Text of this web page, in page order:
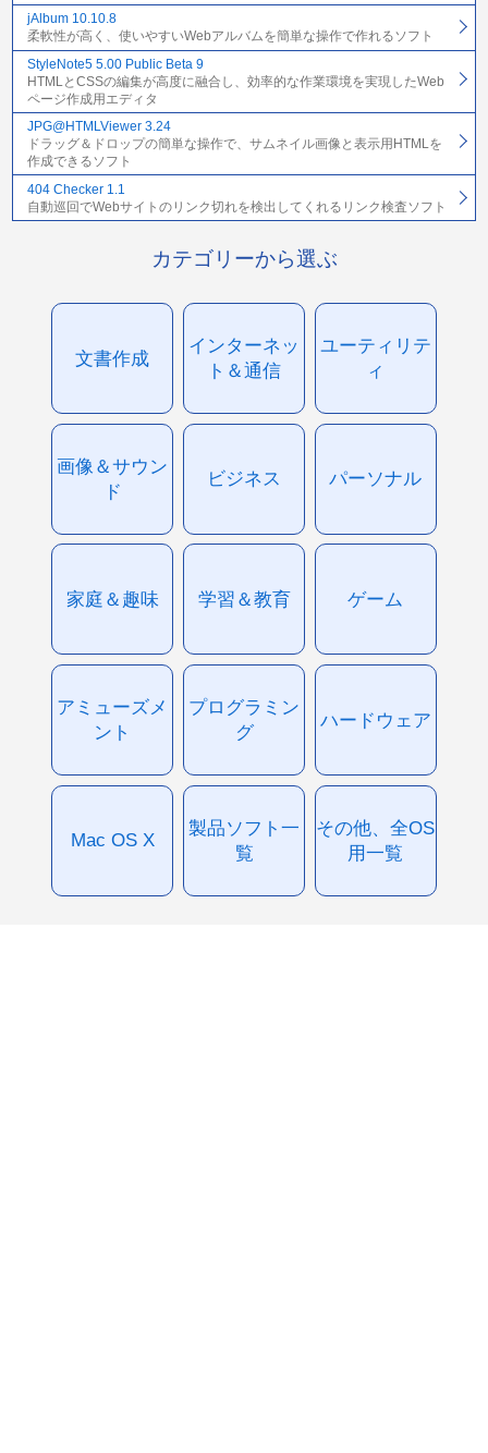
jAlbum 10.10.8
柔軟性が高く、使いやすいWebアルバムを簡単な操作で作れるソフト
StyleNote5 5.00 Public Beta 9
HTMLとCSSの編集が高度に融合し、効率的な作業環境を実現したWeb
ページ作成用エディタ
JPG@HTMLViewer 3.24
ドラッグ＆ドロップの簡単な操作で、サムネイル画像と表示用HTMLを
作成できるソフト
404 Checker 1.1
自動巡回でWebサイトのリンク切れを検出してくれるリンク検査ソフト
カテゴリーから選ぶ
文書作成
インターネッ
ト＆通信
ユーティリテ
ィ
画像＆サウン
ド
ビジネス パーソナル
家庭＆趣味 学習＆教育 ゲーム
アミューズメ
ント
プログラミン
グ
ハードウェア
Mac OS X
製品ソフト一
覧
その他、全OS
用一覧